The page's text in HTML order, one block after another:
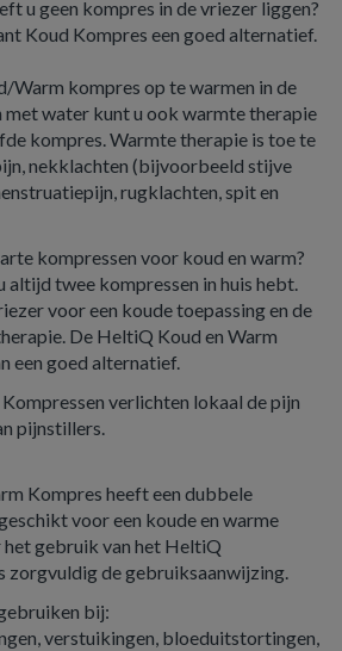
u geen kompres in de vriezer liggen?
Koud Kompres een goed alternatief.
Warm kompres op te warmen in de
met water kunt u ook warmte therapie
kompres. Warmte therapie is toe te
nekklachten (bijvoorbeeld stijve
rugklachten, spit en
kompressen voor koud en warm?
altijd twee kompressen in huis hebt.
voor een koude toepassing en de
De HeltiQ Koud en Warm
een goed alternatief.
verlichten lokaal de pijn
pijnstillers.
Kompres heeft een dubbele
voor een koude en warme
het gebruik van het HeltiQ
zorgvuldig de gebruiksaanwijzing.
bij:
verstuikingen, bloeduitstortingen,